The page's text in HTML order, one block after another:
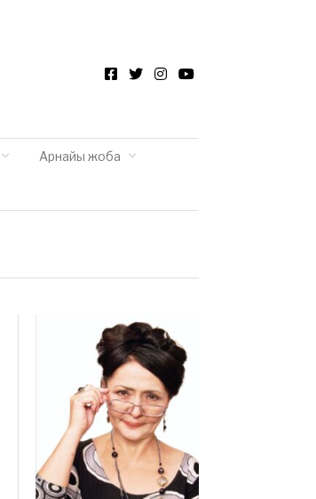
Арнайы жоба